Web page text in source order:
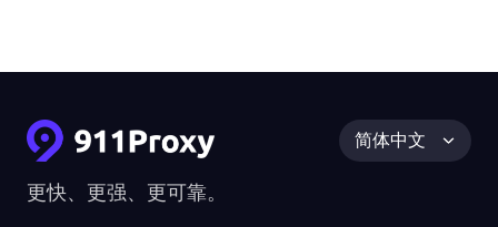
更快、更强、更可靠。
简体中文